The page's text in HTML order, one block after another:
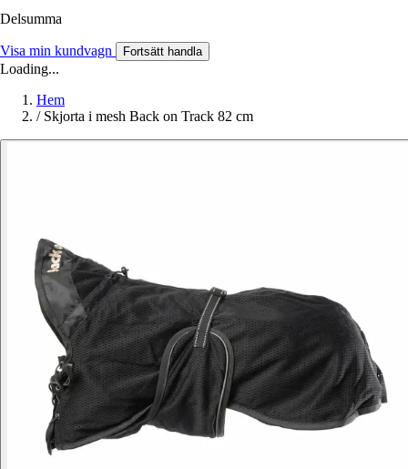
Delsumma
Visa min kundvagn Fortsätt handla
Loading...
Hem
/ Skjorta i mesh Back on Track 82 cm